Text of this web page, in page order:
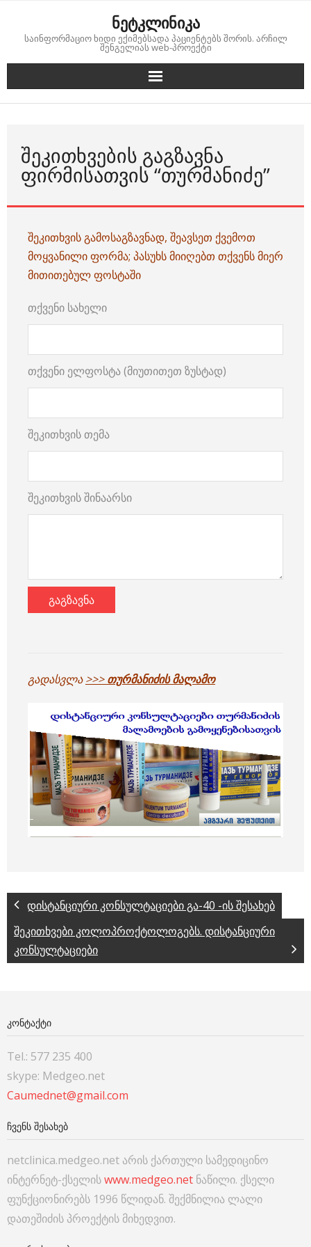
content
ნეტკლინიკა
საინფორმაციო ხიდი ექიმებსადა პაციენტებს შორის. არჩილ
შენგელიას web-პროექტი
ᲨᲔᲙᲘᲗᲮᲕᲔᲑᲘᲡ ᲒᲐᲒᲖᲐᲕᲜᲐ
ᲤᲘᲠᲛᲘᲡᲐᲗᲕᲘᲡ “ᲗᲣᲠᲛᲐᲜᲘᲫᲔ”
შეკითხვის გამოსაგზავნად, შეავსეთ ქვემოთ
მოყვანილი ფორმა; პასუხს მიიღებთ თქვენს მიერ
მითითებულ ფოსტაში
თქვენი სახელი
თქვენი ელფოსტა (მიუთითეთ ზუსტად)
შეკითხვის თემა
შეკითხვის შინაარსი
გადასვლა>>>თურმანიძის მალამო
დისტანციური კონსულტაციები გა-40 -ის შესახებ
შეკითხვები კოლოპროქტოლოგებს. დისტანციური
კონსულტაციები
ᲙᲝᲜᲢᲐᲥᲢᲘ
Tel.: 577 235 400
skype: Medgeo.net
Caumednet@gmail.com
ᲩᲕᲔᲜᲡ ᲨᲔᲡᲐᲮᲔᲑ
netclinica.medgeo.net არის ქართული სამედიცინო
ინტერნეტ-ქსელისwww.medgeo.net ნაწილი. ქსელი
ფუნქციონირებს 1996 წლიდან. შექმნილია ლალი
დათეშიძის პროექტის მიხედვით.